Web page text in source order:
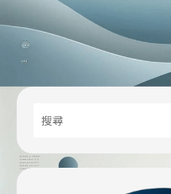
搜
尋